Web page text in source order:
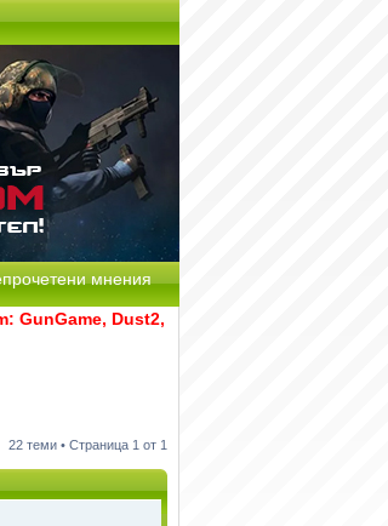
мнения
Dust2, CS:GO Remake [Multi-Mod]
22 теми • Страница 1 от 1